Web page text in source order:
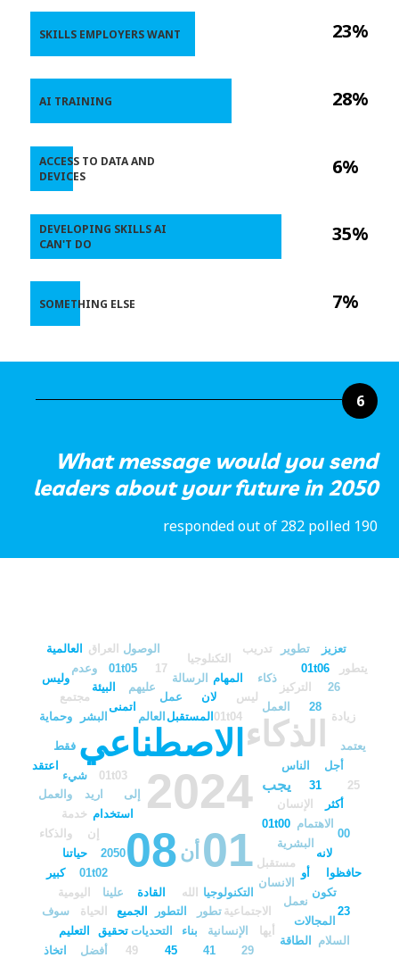
23%
28%
6%
35%
7%
SKILLS EMPLOYERS WANT
AI TRAINING
ACCESS TO DATA AND
DEVICES
DEVELOPING SKILLS AI
CAN'T DO
SOMETHING ELSE
6
What message would you send
leaders about your future in 2050
190 responded out of 282 polled
2024
01
08
الاصطناعي الذكاء
أن
يجب
01t00
مستقبل
إلى
العالم المستقبل 01t04
الانسان
2050
استخدام
01t03
العمل
الناس
اتمنى
الإنسان
البشرية
التكنولوجيا القادة الله علينا
عمل لان ليس
نعمل
01t02 أو
إن
اريد
البشر
البيئة التركيز عليهم
28
31
الاجتماعية
الاهتمام
التطور الجميع الحياة
الرسالة
المجالات
المهام
اليومية
تطور
تكون
حياتنا
خدمة
ذكاء
شيء
لانه
مجتمع
وعدم 01t05 01t06
17
26
أجل
أكثر
أيها الإنسانية التحديات التعليم
التكنلوجيا
السلام الطاقة
العالمية العراق الوصول
بناء تحقيق
تدريب تطوير تعزيز
حافظوا
زيادة
سوف
فقط
كبير
والذكاء
والعمل
وحماية
وليس
يتطور
يعتمد
00
23
25
29
41
45
49 أفضل اتخاذ
اعتقد